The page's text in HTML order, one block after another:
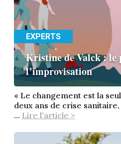
EXPERTS
Kristine de Valck : le
l’improvisation
« Le changement est la
deux ans de crise
... Lire l'article >